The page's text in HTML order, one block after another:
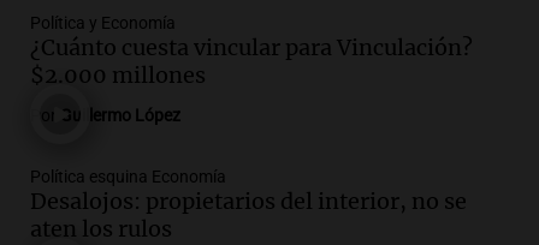
Noticias
Episodios
Audio.La Rioja inicia pago de bonos y
avanza en discusión electoral y
protección de tierras
Episodios
Audio.Los Tekis presentaron
Política y Economía
¿Cuánto cuesta vincular para Vinculación?
$2.000 millones
Guillermo López
Política esquina Economía
Desalojos: propietarios del interior, no se
aten los rulos